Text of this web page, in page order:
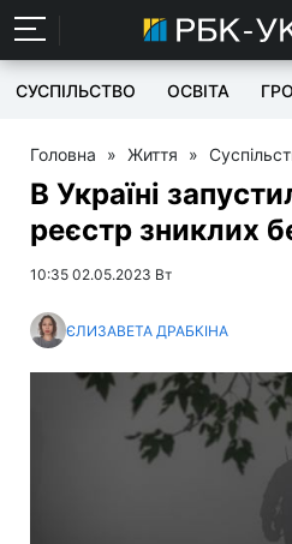
СУСПІЛЬСТВО ОСВІТА
Головна » Життя »
В Україні
реєстр зниклих
10:35 02.05.2023 Вт
ЄЛИЗАВЕТА ДРАБКІНА